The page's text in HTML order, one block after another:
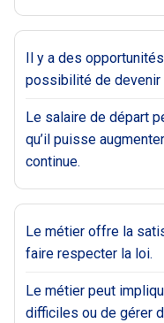
Il y a des
possibilité de devenir
Le salaire de départ
qu’il puisse
continue.
Le métier offre la
faire respecter la loi.
Le métier peut
difficiles ou de gérer